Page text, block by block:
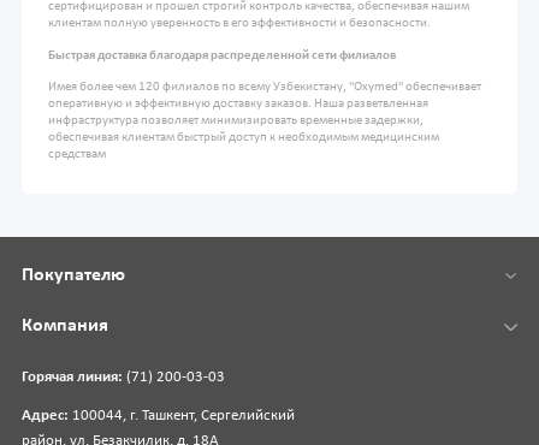
сертифицирован и прошел строгий контроль качества, обеспечивая нашим
клиентам полную уверенность в его эффективности и безопасности.
Быстрая доставка благодаря распределенной сети филиалов
Имея более чем 120 филиалов по всему Узбекистану, "Oxymed" обеспечивает
оперативную и эффективную доставку заказов. Наша разветвленная
инфраструктура позволяет минимизировать временные задержки,
обеспечивая клиентам быстрый доступ к необходимым медицинским
средствам
Горячая линия: (71) 200-03-03
Адрес: 100044, г. Ташкент, Сергелийский
район, ул. Безакчилик, д. 18А
Покупателю
Компания